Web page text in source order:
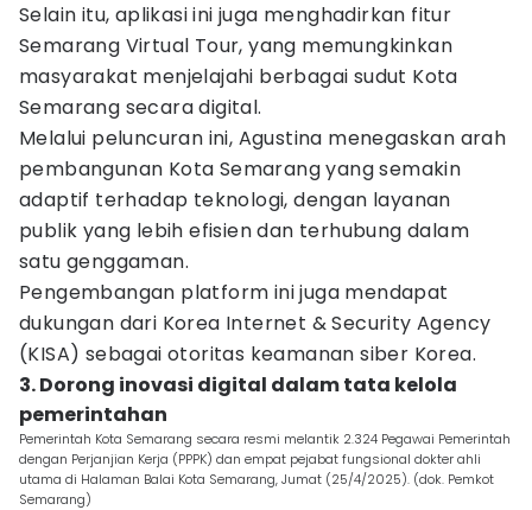
Selain itu, aplikasi ini juga menghadirkan fitur
Semarang Virtual Tour, yang memungkinkan
masyarakat menjelajahi berbagai sudut Kota
Semarang secara digital.
Melalui peluncuran ini, Agustina menegaskan arah
pembangunan Kota Semarang yang semakin
adaptif terhadap teknologi, dengan layanan
publik yang lebih efisien dan terhubung dalam
satu genggaman.
Pengembangan platform ini juga mendapat
dukungan dari Korea Internet & Security Agency
(KISA) sebagai otoritas keamanan siber Korea.
3. Dorong inovasi digital dalam tata kelola
pemerintahan
Pemerintah Kota Semarang secara resmi melantik 2.324 Pegawai Pemerintah
dengan Perjanjian Kerja (PPPK) dan empat pejabat fungsional dokter ahli
utama di Halaman Balai Kota Semarang, Jumat (25/4/2025). (dok. Pemkot
Semarang)